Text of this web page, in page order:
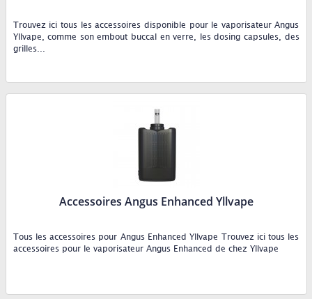
Trouvez ici tous les accessoires disponible pour le vaporisateur Angus
Yllvape, comme son embout buccal en verre, les dosing capsules, des
grilles...
Accessoires Angus Enhanced Yllvape
Tous les accessoires pour Angus Enhanced Yllvape Trouvez ici tous les
accessoires pour le vaporisateur Angus Enhanced de chez Yllvape